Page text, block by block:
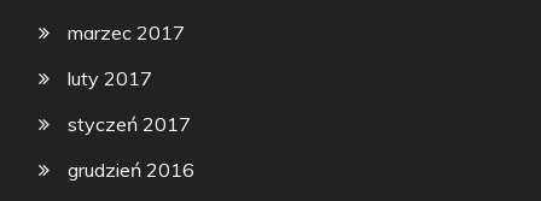
marzec 2017
luty 2017
styczeń 2017
grudzień 2016